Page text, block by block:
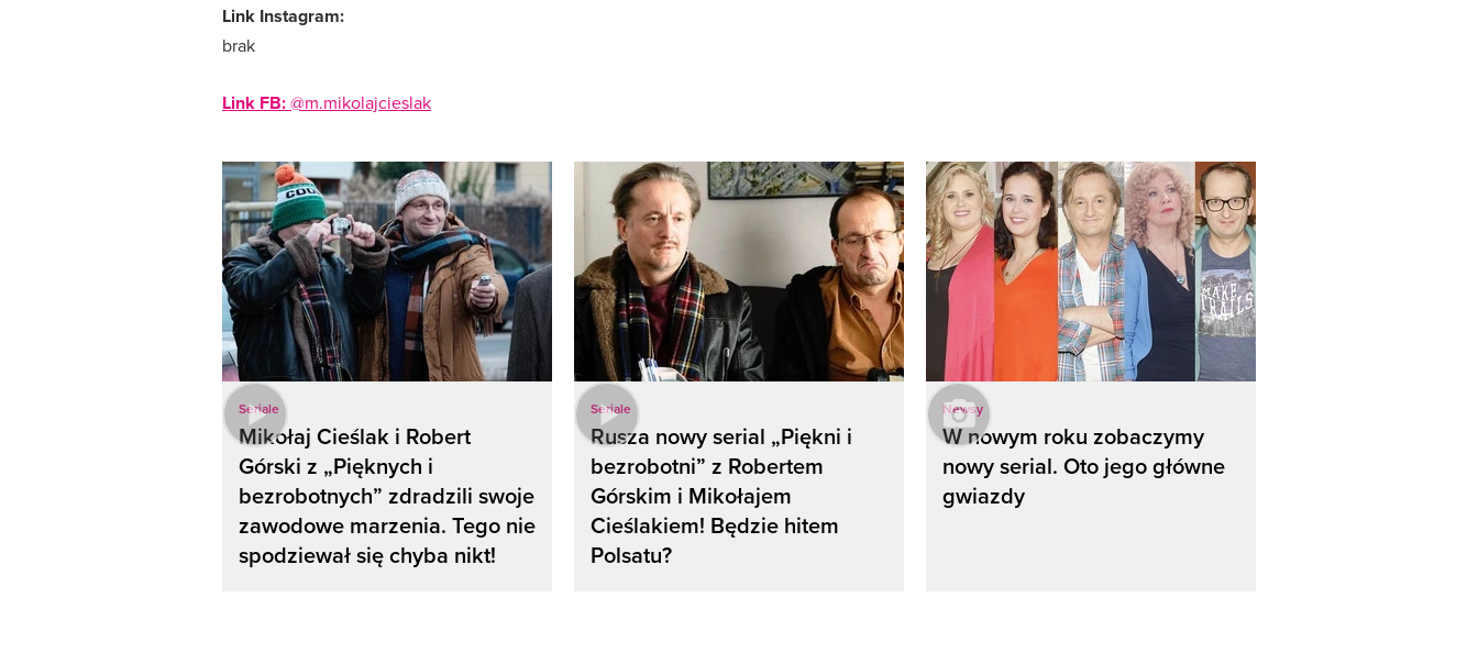
Link Instagram:
brak
Link FB:@m.mikolajcieslak
Seriale
Mikołaj Cieślak i Robert
Górski z „Pięknych i
bezrobotnych” zdradzili swoje
zawodowe marzenia. Tego nie
spodziewał się chyba nikt!
Seriale
Rusza nowy serial „Piękni i
bezrobotni” z Robertem
Górskim i Mikołajem
Cieślakiem! Będzie hitem
Polsatu?
Newsy
W nowym roku zobaczymy
nowy serial. Oto jego główne
gwiazdy